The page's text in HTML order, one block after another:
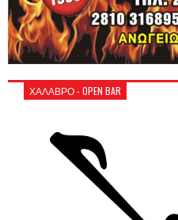
ΧΑΛΑΒΡΟ - OPEN BAR